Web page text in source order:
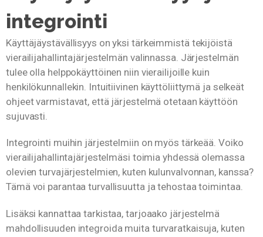
integrointi
Käyttäjäystävällisyys on yksi tärkeimmistä tekijöistä
vierailijahallintajärjestelmän valinnassa. Järjestelmän
tulee olla helppokäyttöinen niin vierailijoille kuin
henkilökunnallekin. Intuitiivinen käyttöliittymä ja selkeät
ohjeet varmistavat, että järjestelmä otetaan käyttöön
sujuvasti.
Integrointi muihin järjestelmiin on myös tärkeää. Voiko
vierailijahallintajärjestelmäsi toimia yhdessä olemassa
olevien turvajärjestelmien, kuten kulunvalvonnan, kanssa?
Tämä voi parantaa turvallisuutta ja tehostaa toimintaa.
Lisäksi kannattaa tarkistaa, tarjoaako järjestelmä
mahdollisuuden integroida muita turvaratkaisuja, kuten